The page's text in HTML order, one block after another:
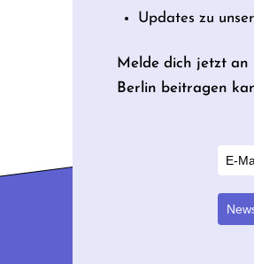
Updates zu
Melde dich jetzt an
Berlin beitragen